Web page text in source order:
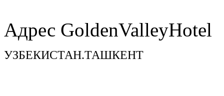
Адрес GoldenValleyHotel
УЗБЕКИСТАН.ТАШКЕНТ